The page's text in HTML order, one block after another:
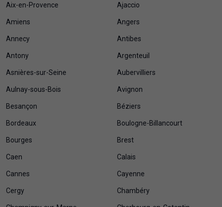
Aix-en-Provence Ajaccio
Amiens Angers
Annecy Antibes
Antony Argenteuil
Asnières-sur-Seine Aubervilliers
Aulnay-sous-Bois Avignon
Besançon Béziers
Bordeaux Boulogne-Billancourt
Bourges Brest
Caen Calais
Cannes Cayenne
Cergy Chambéry